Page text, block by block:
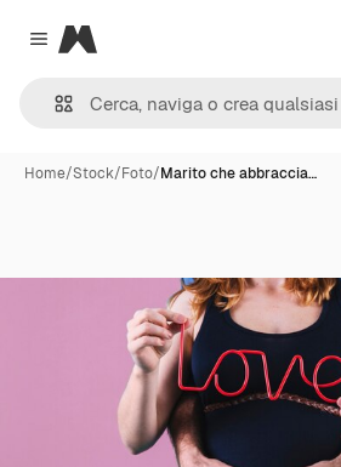
Close menu
Magnific
Home/Stock/Foto/Marito che abbraccia…